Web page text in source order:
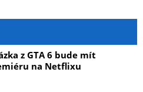
z GTA 6 bude mít
na Netflixu